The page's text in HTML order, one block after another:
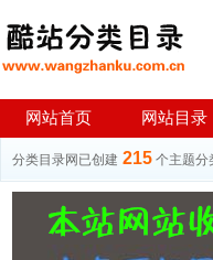
网站首页 网站目录
分类目录网已创建 215 个主题分